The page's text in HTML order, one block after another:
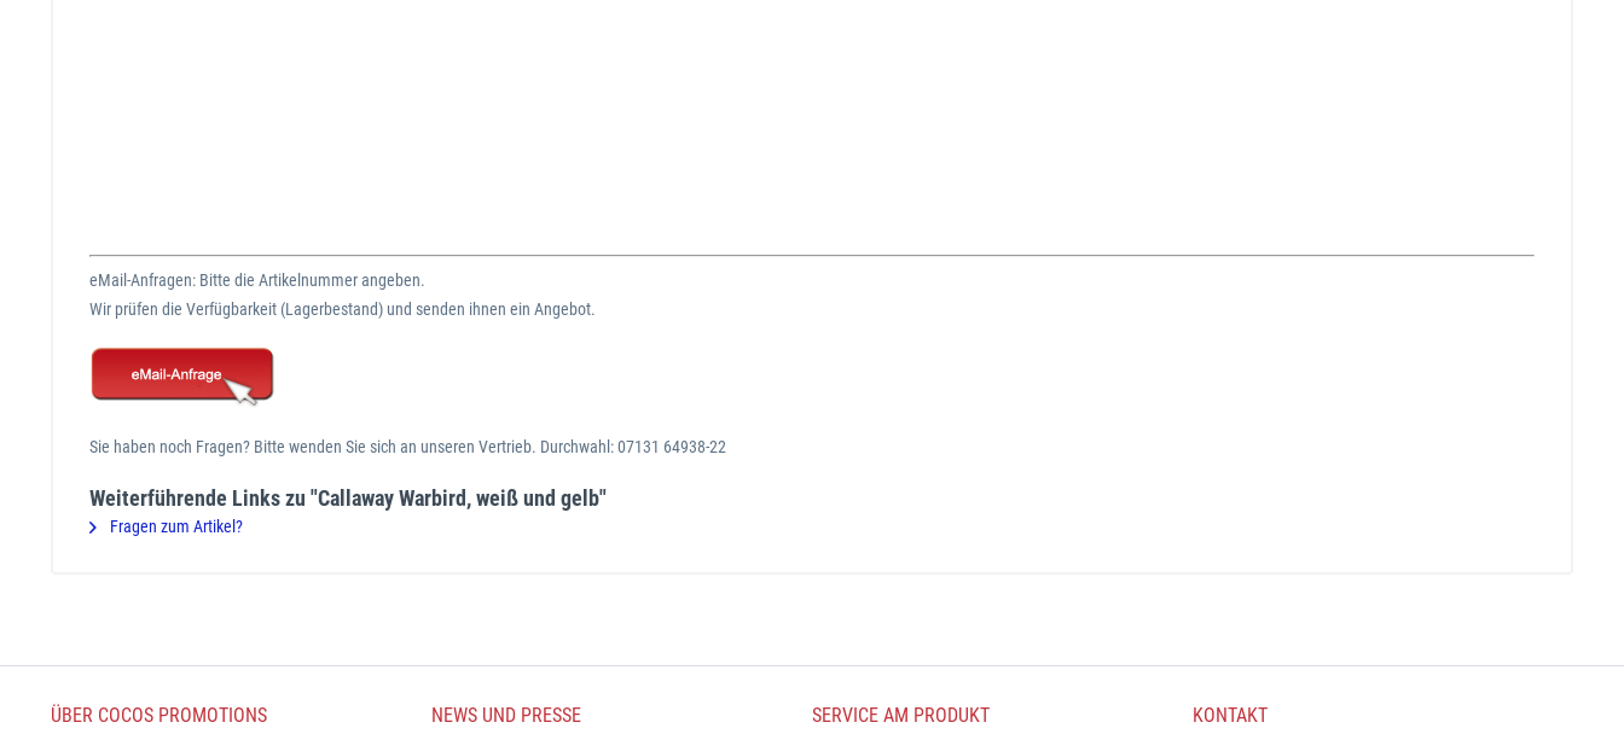
eMail-Anfragen: Bitte die Artikelnummer angeben.
Wir prüfen die Verfügbarkeit (Lagerbestand) und senden ihnen ein Angebot.
Sie haben noch Fragen? Bitte wenden Sie sich an unseren Vertrieb. Durchwahl: 07131 64938-22
Weiterführende Links zu "Callaway Warbird, weiß und gelb"
Fragen zum Artikel?
ÜBER COCOS PROMOTIONS NEWS UND PRESSE SERVICE AM PRODUKT KONTAKT